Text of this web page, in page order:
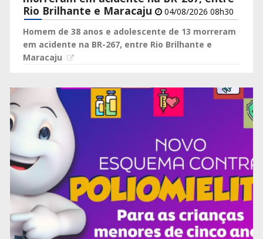
Rio Brilhante e Maracaju
04/08/2026 08h30
Homem de 38 anos e adolescente de 13 morreram
em acidente na BR-267, entre Rio Brilhante e
Maracaju